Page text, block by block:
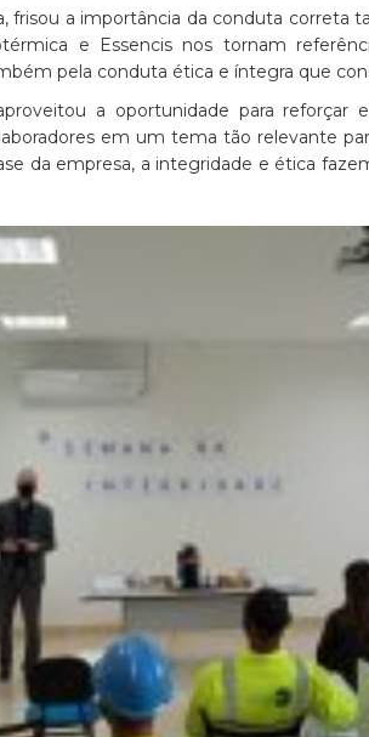
frisou a importância da conduta correta
e Essencis nos tornam
pela conduta ética e íntegra que
a oportunidade para reforçar
em um tema tão relevante
da empresa, a integridade e ética